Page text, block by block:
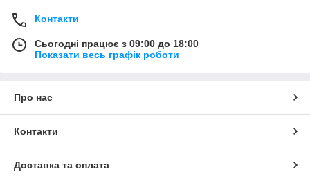
Контакти
Сьогодні працює з 09:00 до 18:00
Показати весь графік роботи
Про нас
Контакти
Доставка та оплата